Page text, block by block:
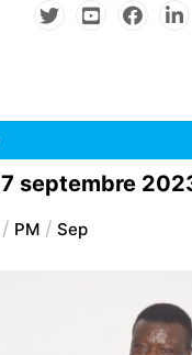
7 septembre
PM Sep